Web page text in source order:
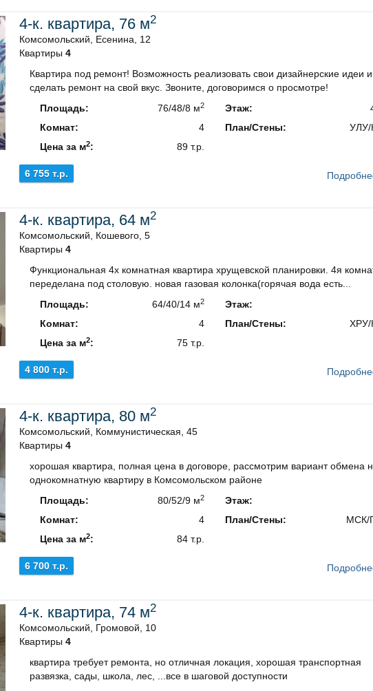
4-к. квартира, 76 м2
Комсомольский, Есенина, 12
Квартиры 4
Квартира под ремонт! Возможность реализовать свои дизайнерские идеи и
сделать ремонт на свой вкус. Звоните, договоримся о просмотре!
Площадь:
76/48/8 м2
Комнат:
4
Цена за м2: 89 т.р.
Этаж:
План/Стены:
УЛУ/
6 755 т.р.
4-к. квартира, 64 м2
Комсомольский, Кошевого, 5
Квартиры 4
Функционaльная 4х комнaтнaя квaртира хpущевcкой плaниpовки. 4я
пeрeдeлaнa пoд столовую. новая газoвая колонка(гopячaя вода есть...
Площадь:
64/40/14 м2
Комнат:
4
Цена за м2: 75 т.р.
Этаж:
План/Стены:
ХРУ/
4 800 т.р.
4-к. квартира, 80 м2
Комсомольский, Коммунистическая, 45
Квартиры 4
хорошая квартира, полная цена в договоре, рассмотрим вариант обмена
однокомнатную квартиру в Комсомольском районе
Площадь:
80/52/9 м2
Комнат:
4
Цена за м2: 84 т.р.
Этаж:
План/Стены:
МСК/
6 700 т.р.
4-к. квартира, 74 м2
Комсомольский, Громовой, 10
Квартиры 4
квартира требует ремонта, но отличная локация, хорошая транспортная
развязка, сады, школа, лес, ...все в шаговой доступности